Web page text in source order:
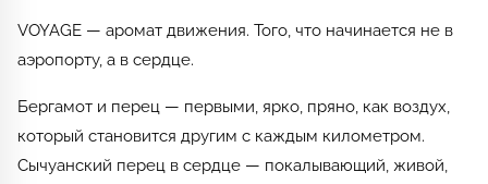
VOYAGE — аромат движения. Того, что начинается не в
аэропорту, а в сердце.
Бергамот и перец — первыми, ярко, пряно, как воздух,
который становится другим с каждым километром.
Сычуанский перец в сердце — покалывающий, живой,